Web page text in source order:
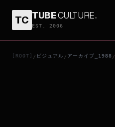
TC TUBECULTURE.
EST. 2006
[ROOT] / ビジュアル / アーカイブ_1988 /
撞邪先生